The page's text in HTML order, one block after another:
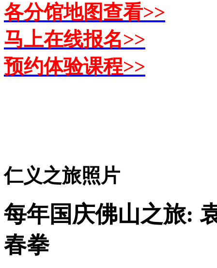
各分馆地图查看>>
马上在线报名>>
预约体验课程>>
仁义之旅照片
每年国庆佛山之旅:
春拳